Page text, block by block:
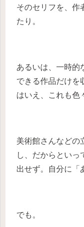
そのセリフを、作
たり。
あるいは、一時的
できる作品だけを
はいえ、これも色
美術館さんなどの
し、だからといっ
出せず。自分に「
でも。